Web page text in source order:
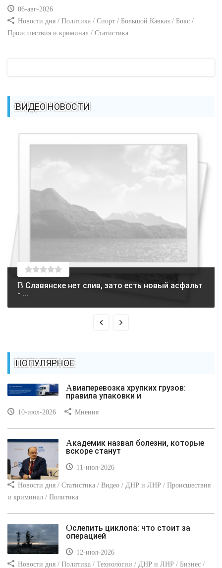
06-авг-2026
Новости дня / Политика / Спорт / Большой Кавказ / Бокс /
Происшествия и криминал / Статистика
ВИДЕО НОВОСТИ
В Славянске нет слив, зато есть новый асфальт
- ...
ПОПУЛЯРНОЕ
Авиаперевозка хрупких грузов:
правила упаковки и
10-июл-2026 Мнения
Академик назвал болезни, которые
вскоре станут
11-июл-2026
Новости дня / Статистика / Видео / ДНР и ЛНР / Происшествия
и криминал / Политика
Ослепить циклопа: что стоит за
операцией
12-июл-2026
Новости дня / Политика / Технологии / ДНР и ЛНР / Бизнес /